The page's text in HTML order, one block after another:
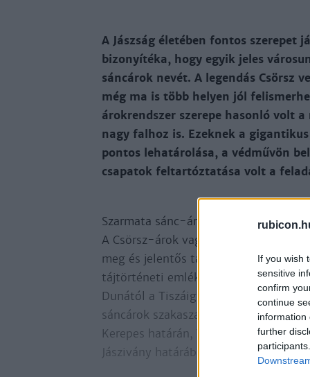
If you wish
sensitive
confirm
continue
information
further
A Jászság életében fontos szerepet
bizonyítéka, hogy egyik jeles
sáncárok nevét. A legendás Csörsz
még ma is több helyen jól
árokrendszer szerepe hasonló volt
nagy falhoz is. Ezeknek a
pontos lehatárolása, a védművön
csapatok feltartóztatása volt a
Szarmata sánc-árokrendszer
A Csörsz-árok vagy szarmata
meg és jelentős táj­átalakító munkát
tájtörténeti emléke. A Csörsz-árok
Dunától a Tiszáig húzódó szakaszt
sáncárok szakaszai még ma is jól
Kerepes határán, Valkó és
Jászivány határában. A